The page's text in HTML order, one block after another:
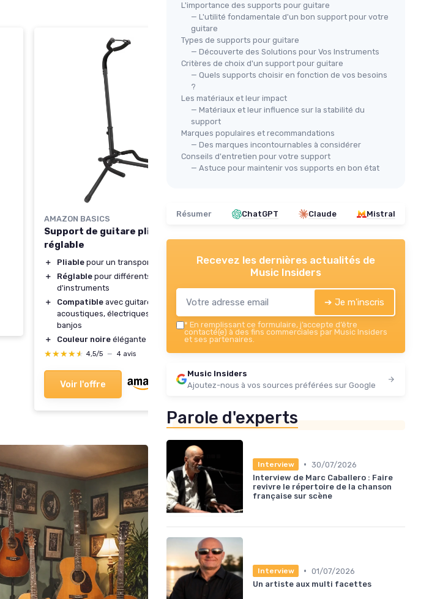
AMAZON BASICS
Support de guitare pliable et
réglable
＋ Pliable pour un transport facile
＋
Réglable pour différents types
d'instruments
＋
Compatible avec guitares
acoustiques, électriques, basses et
banjos
＋
Couleur noire élégante
★★★★★
★★★★★ 4,5/5 — 4 avis
Voir l'offre
Support Guitare Mural - Lot de 2
＋ Polyvalent : adapté pour guitare
électrique, classique et ukulélé
: permet un rangement
＋ Facile à installer
Voir l'offre
L'importance des supports pour guitare
— L'utilité fondamentale d'un bon support pour votre
guitare
Types de supports pour guitare
— Découverte des Solutions pour Vos Instruments
Critères de choix d'un support pour guitare
— Quels supports choisir en fonction de vos besoins
?
Les matériaux et leur impact
— Matériaux et leur influence sur la stabilité du
support
Marques populaires et recommandations
— Des marques incontournables à considérer
Conseils d'entretien pour votre support
— Astuce pour maintenir vos supports en bon état
Résumer ChatGPT Claude Mistral
Recevez les dernières actualités de
Music Insiders
➔ Je m'inscris
* En remplissant ce formulaire, j’accepte d’être
contacté(e) à des fins commerciales par Music Insiders
et ses partenaires.
Music Insiders
Ajoutez-nous à vos sources préférées sur Google
Parole d'experts
Interview • 30/07/2026
Interview de Marc Caballero : Faire
revivre le répertoire de la chanson
française sur scène
Interview • 01/07/2026
Un artiste aux multi facettes